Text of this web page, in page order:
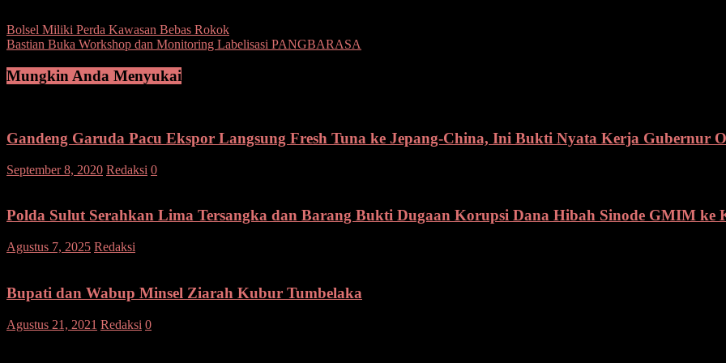
Navigasi
pos
Bolsel Miliki Perda Kawasan Bebas Rokok
Bastian Buka Workshop dan Monitoring Labelisasi PANGBARASA
Mungkin Anda Menyukai
Gandeng Garuda Pacu Ekspor Langsung Fresh Tuna ke Jepang-China, Ini Bukti Nyata Kerja Gubernur
September 8, 2020 Redaksi 0
Polda Sulut Serahkan Lima Tersangka dan Barang Bukti Dugaan Korupsi Dana Hibah Sinode GMIM ke
Agustus 7, 2025 Redaksi
Serahkan
Lima
Bupati dan Wabup Minsel Ziarah Kubur Tumbelaka
Agustus 21, 2021 Redaksi 0